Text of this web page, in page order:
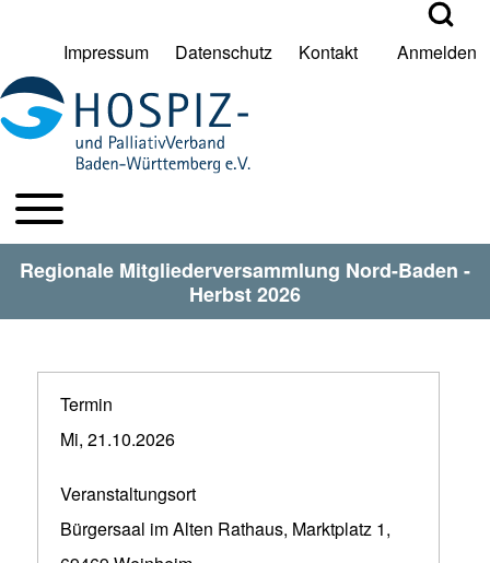
Suche Schließen
Suche
User account menu
Impressum Datenschutz Kontakt Anmelden
HPV BW Hauptmenu
Toggle main menu
Regionale Mitgliederversammlung Nord-Baden -
Herbst 2026
Termin
Mi, 21.10.2026
Veranstaltungsort
Bürgersaal im Alten Rathaus, Marktplatz 1,